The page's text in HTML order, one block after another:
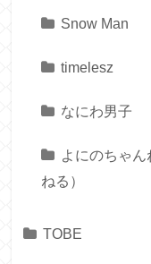
Snow Man
timelesz
なにわ男子
よにのちゃ
ねる）
TOBE